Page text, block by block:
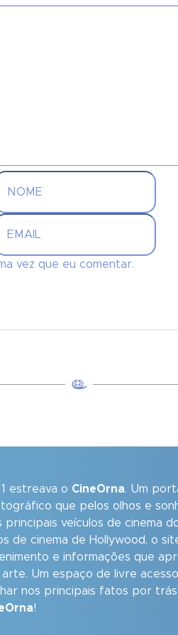
vez que eu comentar.
estreava o CineOrna. Um
que pelos olhos e
principais veículos de cinema
de cinema de Hollywood, o
e informações que
arte. Um espaço de livre
nos principais fatos por
!